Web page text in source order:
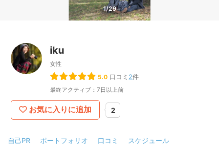
1/29
iku
女性
5.0 口コミ 2件
最終アクティブ：7日以上前
お気に入りに追加 2
自己PR ポートフォリオ 口コミ スケジュール